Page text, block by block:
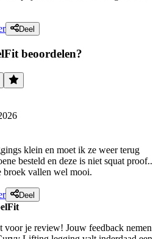
Deel
beoordelen?
klein en moet ik ze weer terug
besteld en deze is niet squat proof..
broek vallen wel mooi.
Deel
voor je review! Jouw feedback nemen